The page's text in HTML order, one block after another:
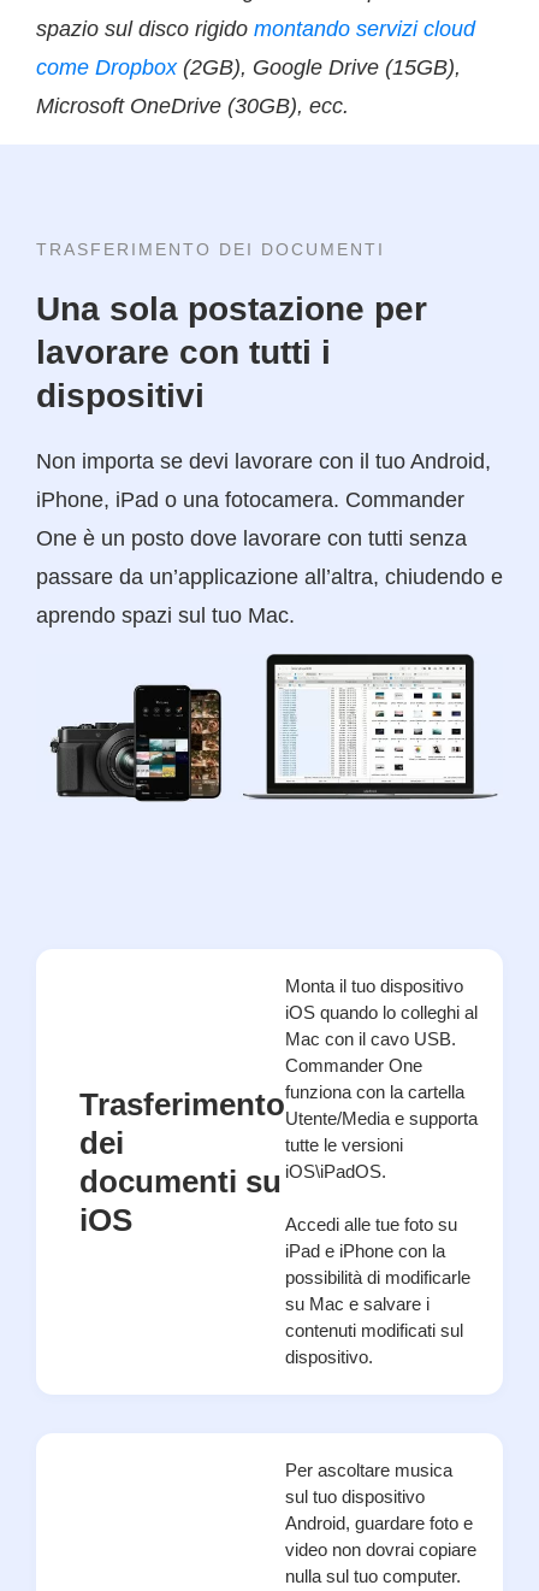
spazio sul disco rigido montando servizi cloud
come Dropbox(2GB), Google Drive (15GB),
Microsoft OneDrive (30GB), ecc.
TRASFERIMENTO DEI DOCUMENTI
Una sola postazione per
lavorare con tutti i
dispositivi
Non importa se devi lavorare con il tuo Android,
iPhone, iPad o una fotocamera. Commander
One è un posto dove lavorare con tutti senza
passare da un’applicazione all’altra, chiudendo e
aprendo spazi sul tuo Mac.
Trasferimento
dei
documenti su
iOS
Monta il tuo dispositivo
iOS quando lo colleghi al
Mac con il cavo USB.
Commander One
funziona con la cartella
Utente/Media e supporta
tutte le versioni
iOS\iPadOS.
Accedi alle tue foto su
iPad e iPhone con la
possibilità di modificarle
su Mac e salvare i
contenuti modificati sul
dispositivo.
Per ascoltare musica
sul tuo dispositivo
Android, guardare foto e
video non dovrai copiare
nulla sul tuo computer.